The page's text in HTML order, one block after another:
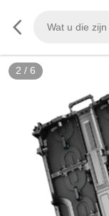
3 / 6